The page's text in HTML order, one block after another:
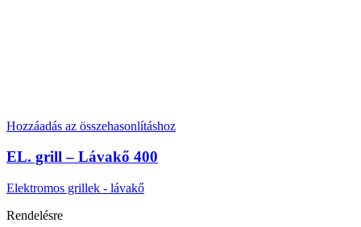
Hozzáadás az összehasonlításhoz
EL. grill – Lávakő 400
Elektromos grillek - lávakő
Rendelésre